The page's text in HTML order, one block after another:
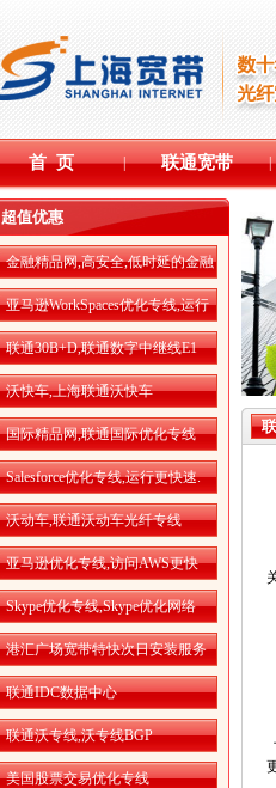
首 页 | 联通宽带 |
超值优惠
金融精品网,高安全,低时延的金融
精品网
亚马逊WorkSpaces优化专线,运行
更流畅
联通30B+D,联通数字中继线E1
沃快车,上海联通沃快车
国际精品网,联通国际优化专线
Salesforce优化专线,运行更快速.
沃动车,联通沃动车光纤专线
亚马逊优化专线,访问AWS更快
Skype优化专线,Skype优化网络
港汇广场宽带特快次日安装服务
联通IDC数据中心
联通沃专线,沃专线BGP
美国股票交易优化专线